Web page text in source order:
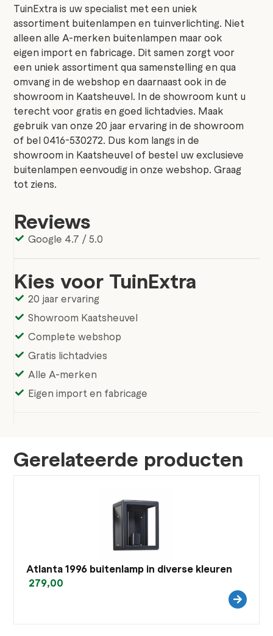
TuinExtra is uw specialist met een uniek
assortiment buitenlampen en tuinverlichting. Niet
alleen alle A-merken buitenlampen maar ook
eigen import en fabricage. Dit samen zorgt voor
een uniek assortiment qua samenstelling en qua
omvang in de webshop en daarnaast ook in de
showroom in Kaatsheuvel. In de showroom kunt u
terecht voor gratis en goed lichtadvies. Maak
gebruik van onze 20 jaar ervaring in de showroom
of bel 0416-530272. Dus kom langs in de
showroom in Kaatsheuvel of bestel uw exclusieve
buitenlampen eenvoudig in onze webshop. Graag
tot ziens.
Reviews
Google 4.7 / 5.0
Kies voor TuinExtra
20 jaar ervaring
Showroom Kaatsheuvel
Complete webshop
Gratis lichtadvies
Alle A-merken
Eigen import en fabricage
Gerelateerde producten
Atlanta 1996 buitenlamp in diverse kleuren
279,00